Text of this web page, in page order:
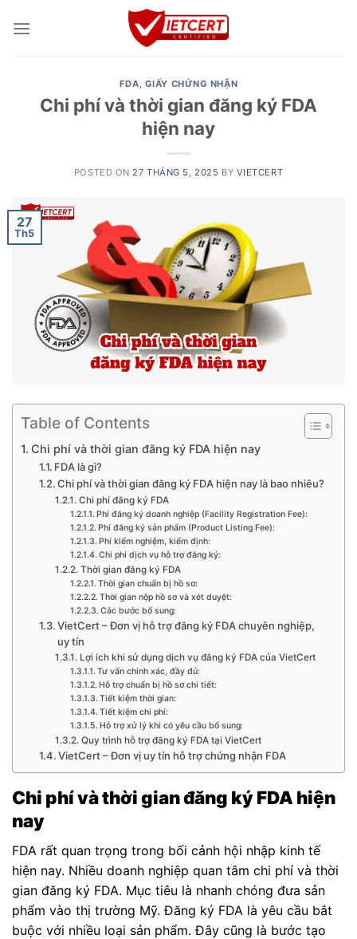
FDA, GIẤY CHỨNG NHẬN
Chi phí và thời gian đăng ký FDA
hiện nay
POSTED ON 27 THÁNG 5, 2025 BY VIETCERT
27
Th5
Table of Contents
Chi phí và thời gian đăng ký FDA hiện nay
FDA là gì?
Chi phí và thời gian đăng ký FDA hiện nay là bao nhiêu?
Chi phí đăng ký FDA
Phí đăng ký doanh nghiệp (Facility Registration Fee):
Phí đăng ký sản phẩm (Product Listing Fee):
Phí kiểm nghiệm, kiểm định:
Chi phí dịch vụ hỗ trợ đăng ký:
Thời gian đăng ký FDA
Thời gian chuẩn bị hồ sơ:
Thời gian nộp hồ sơ và xét duyệt:
Các bước bổ sung:
VietCert – Đơn vị hỗ trợ đăng ký FDA chuyên nghiệp,
uy tín
Lợi ích khi sử dụng dịch vụ đăng ký FDA của VietCert
Tư vấn chính xác, đầy đủ:
Hỗ trợ chuẩn bị hồ sơ chi tiết:
Tiết kiệm thời gian:
Tiết kiệm chi phí:
Hỗ trợ xử lý khi có yêu cầu bổ sung:
Quy trình hỗ trợ đăng ký FDA tại VietCert
VietCert – Đơn vị uy tín hỗ trợ chứng nhận FDA
Chi phí và thời gian đăng ký FDA hiện
nay
FDA rất quan trọng trong bối cảnh hội nhập kinh tế
hiện nay. Nhiều doanh nghiệp quan tâm chi phí và thời
gian đăng ký FDA. Mục tiêu là nhanh chóng đưa sản
phẩm vào thị trường Mỹ. Đăng ký FDA là yêu cầu bắt
buộc với nhiều loại sản phẩm. Đây cũng là bước tạo